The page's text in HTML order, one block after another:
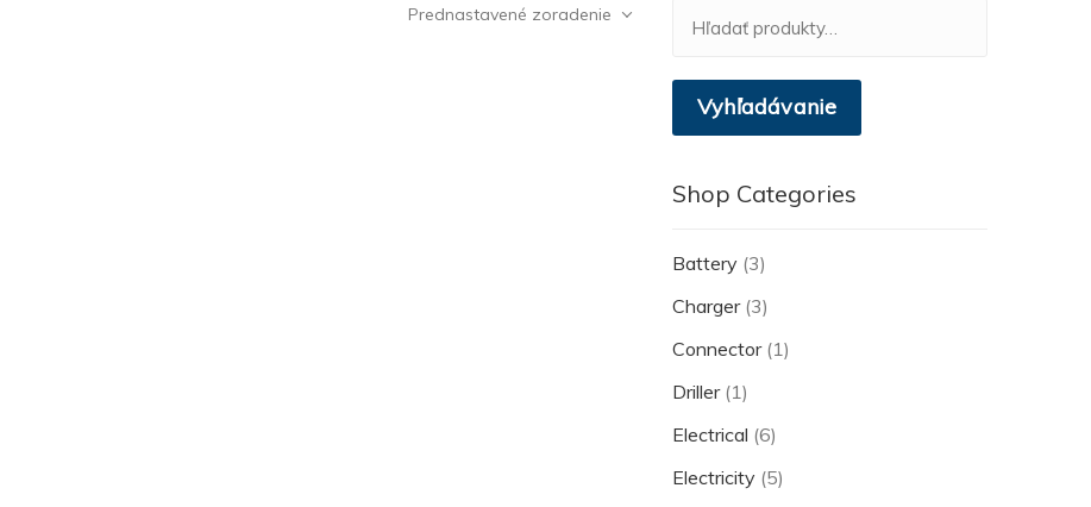
Prednastavené zoradenie
Vyhľadávanie
Shop Categories
Battery (3)
Charger (3)
Connector (1)
Driller (1)
Electrical (6)
Electricity (5)